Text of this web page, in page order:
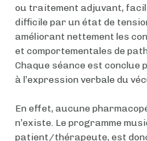
ou traitement adjuvant,
difficile par un état de
améliorant nettement les
et comportementales de
Chaque séance est conclue
à l’expression verbale du
En effet, aucune
n’existe. Le programme
patient/thérapeute, est